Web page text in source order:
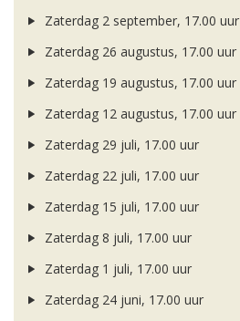
Zaterdag 2 september, 17.00 uur
Zaterdag 26 augustus, 17.00 uur
Zaterdag 19 augustus, 17.00 uur
Zaterdag 12 augustus, 17.00 uur
Zaterdag 29 juli, 17.00 uur
Zaterdag 22 juli, 17.00 uur
Zaterdag 15 juli, 17.00 uur
Zaterdag 8 juli, 17.00 uur
Zaterdag 1 juli, 17.00 uur
Zaterdag 24 juni, 17.00 uur